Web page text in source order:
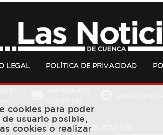
LEGAL POLÍTICA DE PRIVACIDAD
PUBLICIDAD:
cookies para poder
usuario posible,
cookies o realizar